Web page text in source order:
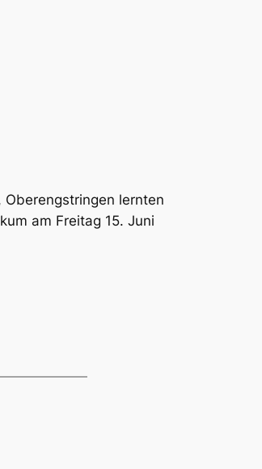
lernten
am Freitag 15. Juni